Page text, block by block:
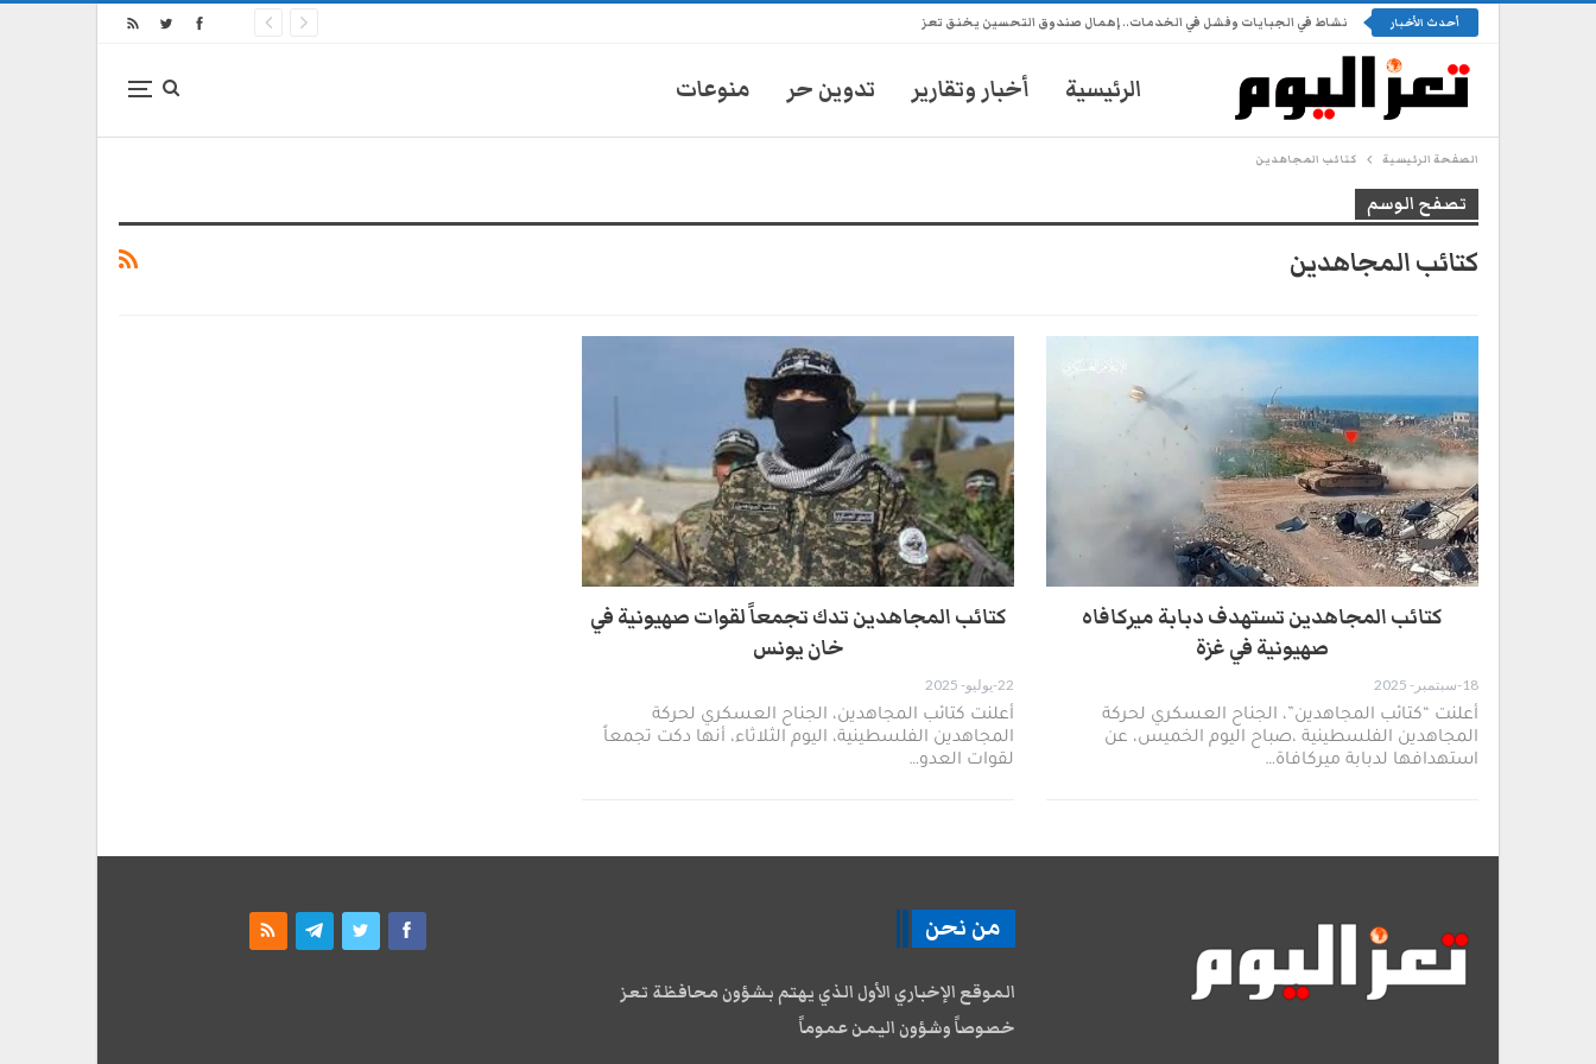
أحدث الأخبار نشاط في الجبايات وفشل في الخدمات.. إهمال صندوق التحسين يخنق تعز
الرئيسية أخبار وتقارير تدوين حر منوعات
الصفحة الرئيسية كتائب المجاهدين
تصفح الوسم
كتائب المجاهدين
كتائب المجاهدين تستهدف دبابة ميركافاه
صهيونية في غزة
18-سبتمبر- 2025
أعلنت “كتائب المجاهدين”، الجناح العسكري لحركة
المجاهدين الفلسطينية ،صباح اليوم الخميس، عن
استهدافها لدبابة ميركافاة…
كتائب المجاهدين تدك تجمعاً لقوات صهيونية في
خان يونس
22-يوليو- 2025
أعلنت كتائب المجاهدين، الجناح العسكري لحركة
المجاهدين الفلسطينية، اليوم الثلاثاء، أنها دكت تجمعاً
لقوات العدو…
من نحن
الموقع الإخباري الأول الذي يهتم بشؤون محافظة تعز
خصوصاً وشؤون اليمن عموماً